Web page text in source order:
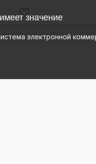
значение
электронной